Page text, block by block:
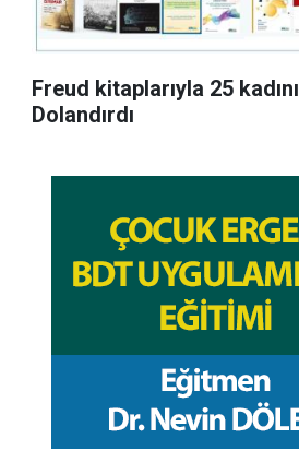
Freud kitaplarıyla 25 kadını
Dolandırdı